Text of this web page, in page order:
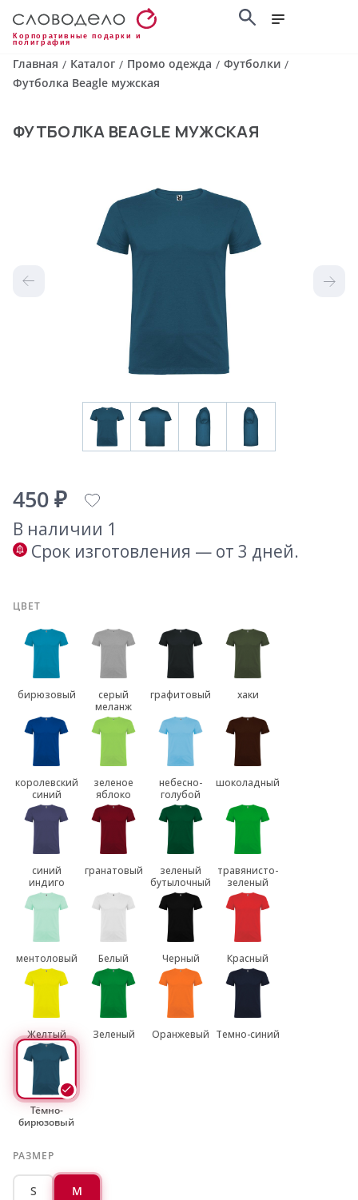
Корпоративные подарки и
полиграфия
Главная / Каталог / Промо одежда / Футболки /
Футболка Beagle мужская
ФУТБОЛКА BEAGLE МУЖСКАЯ
450 ₽
В наличии 1
Срок изготовления — от 3 дней.
ЦВЕТ
бирюзовый
серый
меланж
графитовый хаки
королевский
синий
зеленое
яблоко
небесно-
голубой
шоколадный
синий
индиго
гранатовый
зеленый
бутылочный
травянисто-
зеленый
ментоловый Белый Черный Красный
Желтый Зеленый Оранжевый Темно-синий
Тёмно-
бирюзовый
РАЗМЕР
S M